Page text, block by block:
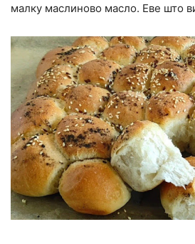
малку маслиново масло. Еве што